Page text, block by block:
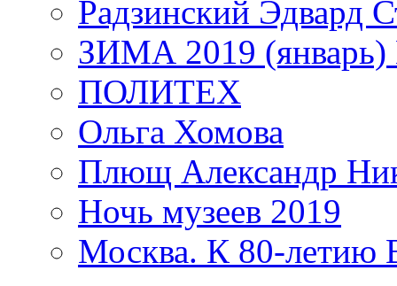
Радзинский Эдвард
ЗИМА 2019 (январь)
ПОЛИТЕХ
Ольга Хомова
Плющ Александр
Ночь музеев 2019
Москва. К 80-